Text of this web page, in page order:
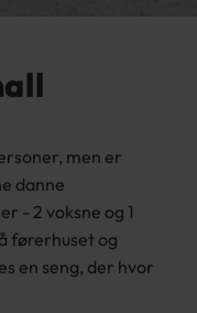
men er
danne
- 2 voksne og 1
førerhuset og
en seng, der hvor